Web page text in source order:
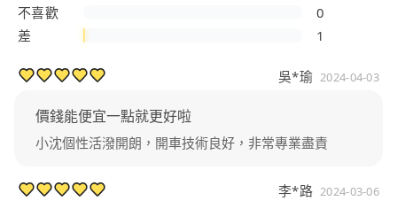
不喜歡
0
差
1
吳*瑜 2024-04-03
價錢能便宜一點就更好啦
小沈個性活潑開朗，開車技術良好，非常專業盡責
李*路 2024-03-06